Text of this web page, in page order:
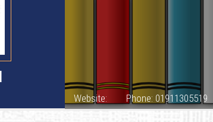
Website: Phone: 01911305519